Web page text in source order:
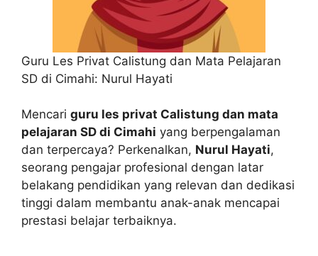
Guru Les Privat Calistung dan Mata Pelajaran
SD di Cimahi: Nurul Hayati
Mencari guru les privat Calistung dan mata
pelajaran SD di Cimahi yang berpengalaman
dan terpercaya? Perkenalkan, Nurul Hayati,
seorang pengajar profesional dengan latar
belakang pendidikan yang relevan dan dedikasi
tinggi dalam membantu anak-anak mencapai
prestasi belajar terbaiknya.